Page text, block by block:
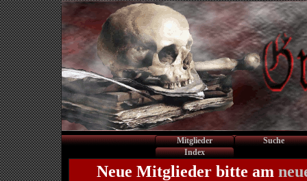
Mitglieder
Suche
Index
Neue Mitglieder bitte am